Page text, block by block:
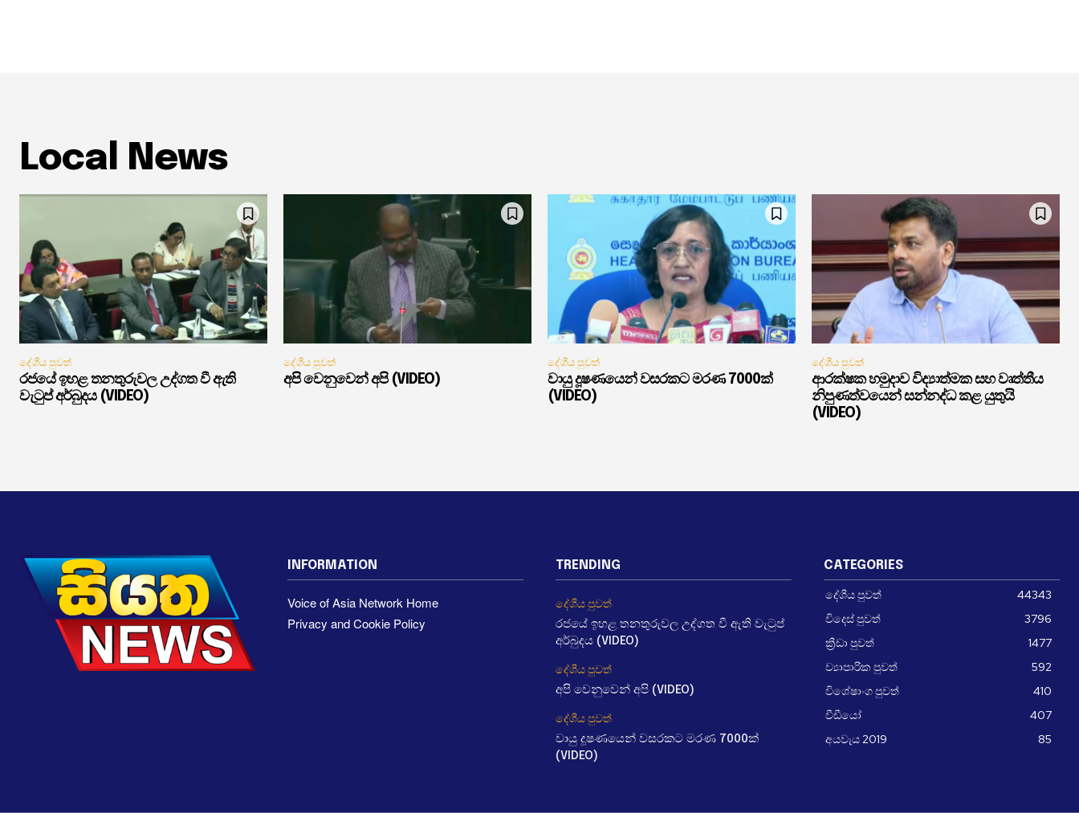
Local News
දේශීය පුවත්
රජයේ ඉහළ තනතුරුවල උද්ගත වී ඇති
වැටුප් අර්බුදය (VIDEO)
දේශීය පුවත්
අපි වෙනුවෙන් අපි (VIDEO)
දේශීය පුවත්
වායු දූෂණයෙන් වසරකට මරණ 7000ක්
(VIDEO)
දේශීය පුවත්
ආරක්ෂක හමුදාව විද්‍යාත්මක සහ වෘත්තීය
නිපුණත්වයෙන් සන්නද්ධ කළ යුතුයි
(VIDEO)
INFORMATION
Voice of Asia Network Home
Privacy and Cookie Policy
TRENDING
දේශීය පුවත්
රජයේ ඉහළ තනතුරුවල උද්ගත වී ඇති වැටුප්
අර්බුදය (VIDEO)
දේශීය පුවත්
අපි වෙනුවෙන් අපි (VIDEO)
දේශීය පුවත්
වායු දූෂණයෙන් වසරකට මරණ 7000ක්
(VIDEO)
CATEGORIES
දේශීය පුවත්
44343
විදෙස් පුවත්
3796
ක්‍රීඩා පුවත්
1477
ව්‍යාපාරික පුවත්
592
විශේෂාංග පුවත්
410
වීඩීයෝ
407
අයවැය 2019
85